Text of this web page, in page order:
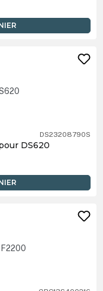
DS23208790S
DS620